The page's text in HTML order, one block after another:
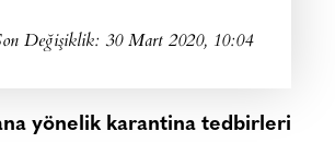
Değişiklik: 30 Mart 2020, 10:04
yönelik karantina tedbirleri